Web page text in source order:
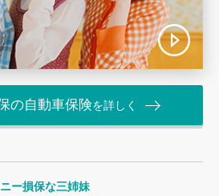
の自動車保険を詳しく
ー損保な三姉妹